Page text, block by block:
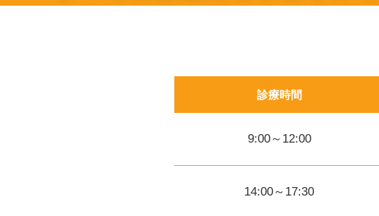
診療時間
9:00～12:00
14:00～17:30